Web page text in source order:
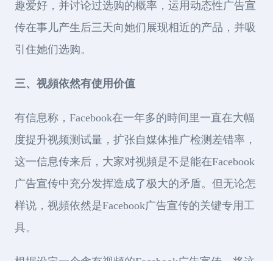
趣爱好，并讨论过选购的概率，运用动态性广告宣
传在事儿产生后三天向她们展现相近的产品，并吸
引住她们选购。
三、视頻依然有使用价值
有信息称，Facebook在一年多的時间里一直在大幅
度提升视频测试量，扩张自媒体推广检测差错率，
这一信息传来后，大家对视頻是不是能在Facebook
广告宣传中充分发挥造成了极大的矛盾。但无论怎
样说，视頻依然是Facebook广告宣传的关键专用工
具。